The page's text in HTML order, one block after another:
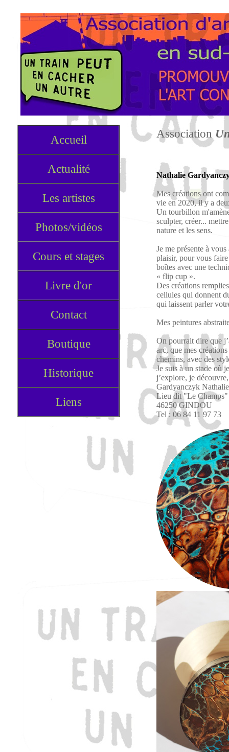
Accueil
Actualité
Les artistes
Photos/vidéos
Cours et stages
Livre d'or
Contact
Boutique
Historique
Liens
Association
Nathalie
Mes créations ont
vie en 2020, il y a
Un tourbillon
sculpter, créer...
nature et les sens.
Je me présente à
plaisir, pour vous
boîtes avec une
« flip cup ».
Des créations
cellules qui donnent
qui laissent parler
Mes peintures
On pourrait dire que
arc, que mes
chemins, avec des
Je suis à un stade où
j’explore, je
Gardyanczyk Nathalie
Lieu dit "Le Champs"
46250 GINDOU
Tel : 06 84 11 97 73